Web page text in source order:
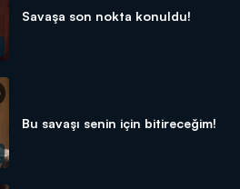
Savaşa son nokta konuldu!
Bu savaşı senin için bitireceğim!